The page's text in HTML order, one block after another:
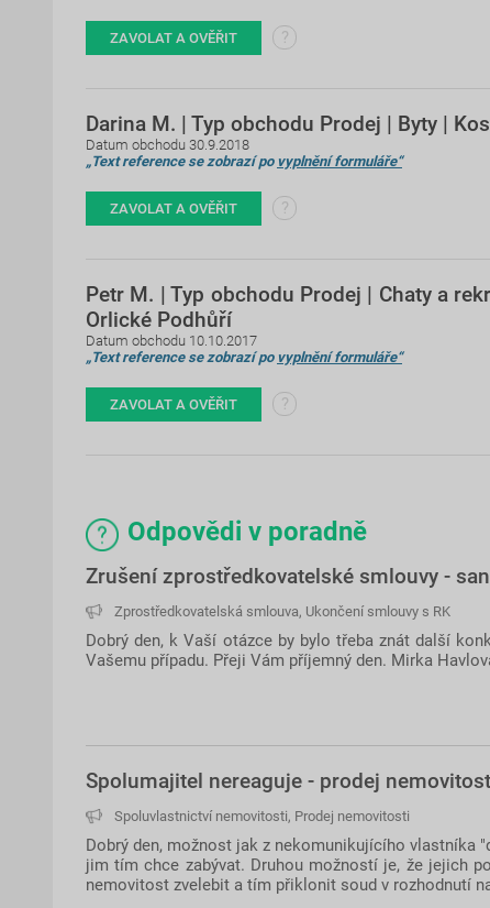
ZAVOLAT A OVĚŘIT ?
Darina M. | Typ obchodu Prodej | Byty |
Datum obchodu 30.9.2018
„Text reference se zobrazí po vyplnění formuláře“
ZAVOLAT A OVĚŘIT ?
Petr M. | Typ obchodu Prodej | Chaty a
Orlické Podhůří
Datum obchodu 10.10.2017
„Text reference se zobrazí po vyplnění formuláře“
ZAVOLAT A OVĚŘIT ?
Odpovědi v poradně
Zrušení zprostředkovatelské smlouvy -
Zprostředkovatelská smlouva, Ukončení smlouvy s RK
Dobrý den, k Vaší otázce by bylo třeba znát další
Vašemu případu. Přeji Vám příjemný den. Mirka
Spolumajitel nereaguje - prodej
Spoluvlastnictví nemovitosti, Prodej nemovitosti
Dobrý den, možnost jak z nekomunikujícího vlastníka
jim tím chce zabývat. Druhou možností je, že jejich
nemovitost zvelebit a tím přiklonit soud v rozhodnutí